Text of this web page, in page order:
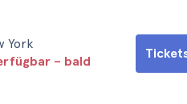
York
– bald